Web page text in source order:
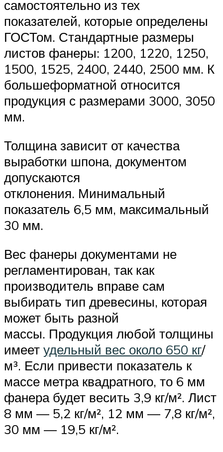
самостоятельно из тех
показателей, которые определены
ГОСТом. Стандартные размеры
листов фанеры: 1200, 1220, 1250,
1500, 1525, 2400, 2440, 2500 мм. К
большеформатной относится
продукция с размерами 3000, 3050
мм.
Толщина зависит от качества
выработки шпона, документом
допускаются
отклонения. Минимальный
показатель 6,5 мм, максимальный
30 мм.
Вес фанеры документами не
регламентирован, так как
производитель вправе сам
выбирать тип древесины, которая
может быть разной
массы. Продукция любой толщины
имеет удельный вес около 650 кг/
м³. Если привести показатель к
массе метра квадратного, то 6 мм
фанера будет весить 3,9 кг/м². Лист
8 мм — 5,2 кг/м², 12 мм — 7,8 кг/м²,
30 мм — 19,5 кг/м².